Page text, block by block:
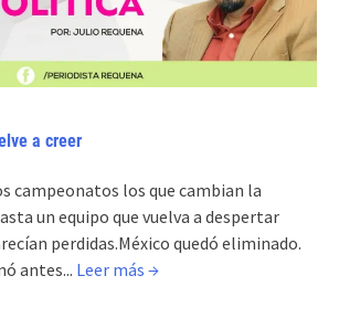
a creer
campeonatos los que cambian la
un equipo que vuelva a despertar
perdidas.México quedó eliminado.
antes... Leer más →